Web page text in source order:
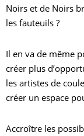
Noirs et de Noirs
les fauteuils ?
Il en va de même
créer plus
les artistes de
créer un espace
Accroître les